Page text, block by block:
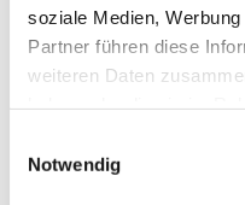
soziale Medien,
Partner führen diese
weiteren Daten
Notwendig